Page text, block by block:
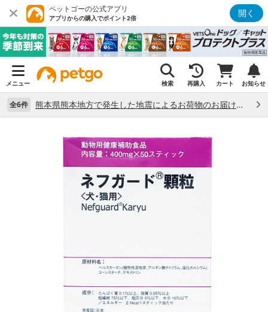
ペットゴーの公式アプリ
アプリからの購入でポイント2倍 開く
メニュー 検索 再購入 カート お知らせ
全6件 熊本県熊本地方で発生した地震によるお荷物のお届け状況について （7/28）